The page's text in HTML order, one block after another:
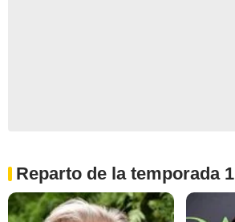
Reparto de la temporada 1